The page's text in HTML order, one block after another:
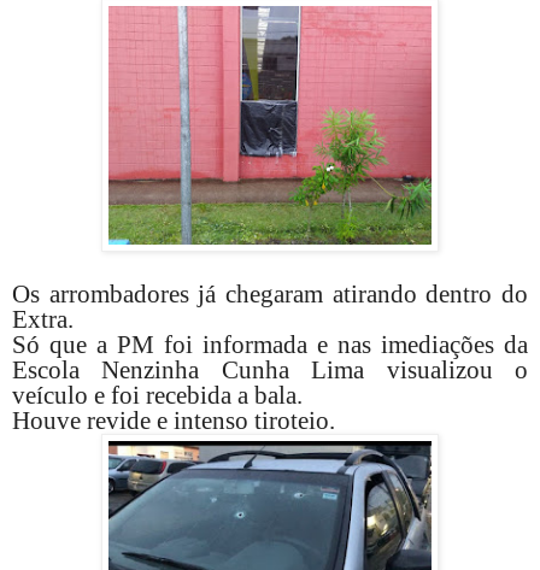
Os arrombadores já chegaram atirando dentro do
Extra.
Só que a PM foi informada e nas imediações da
Escola Nenzinha Cunha Lima visualizou o
veículo e foi recebida a bala.
Houve revide e intenso tiroteio.